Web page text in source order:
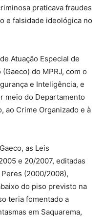
praticava fraudes
e falsidade ideológica no
Atuação Especial de
do MPRJ, com o
e Inteligência, e
meio do Departamento
ao Crime Organizado e à
as Leis
e 20/2007, editadas
(2000/2008),
do piso previsto na
teria fomentado a
em Saquarema,